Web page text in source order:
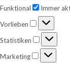
Funktional
Funktional
Immer
Vorlieben
Vorlieben
Statistiken Statistiken
Marketing
Marketing